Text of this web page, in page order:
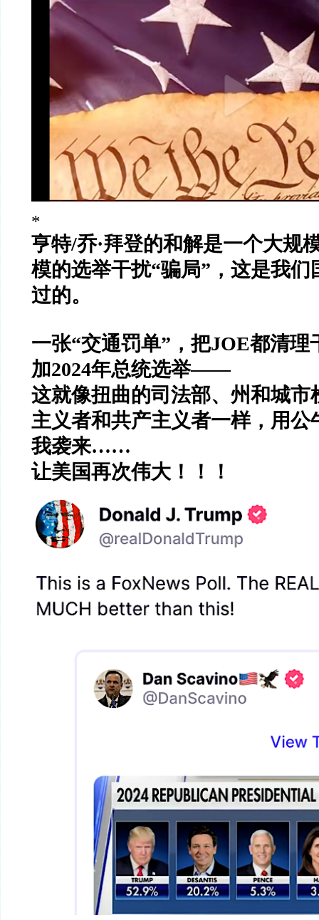
*
亨特/乔·拜登的和解是一个大规
模的选举干扰“骗局” ，这是我
过的。
一张“交通罚单” ，把JOE都清理
加2024年总统选举——
这就像扭曲的司法部、州和城市
主义者和共产主义者一样，用公
我袭来……
让美国再次伟大！！！